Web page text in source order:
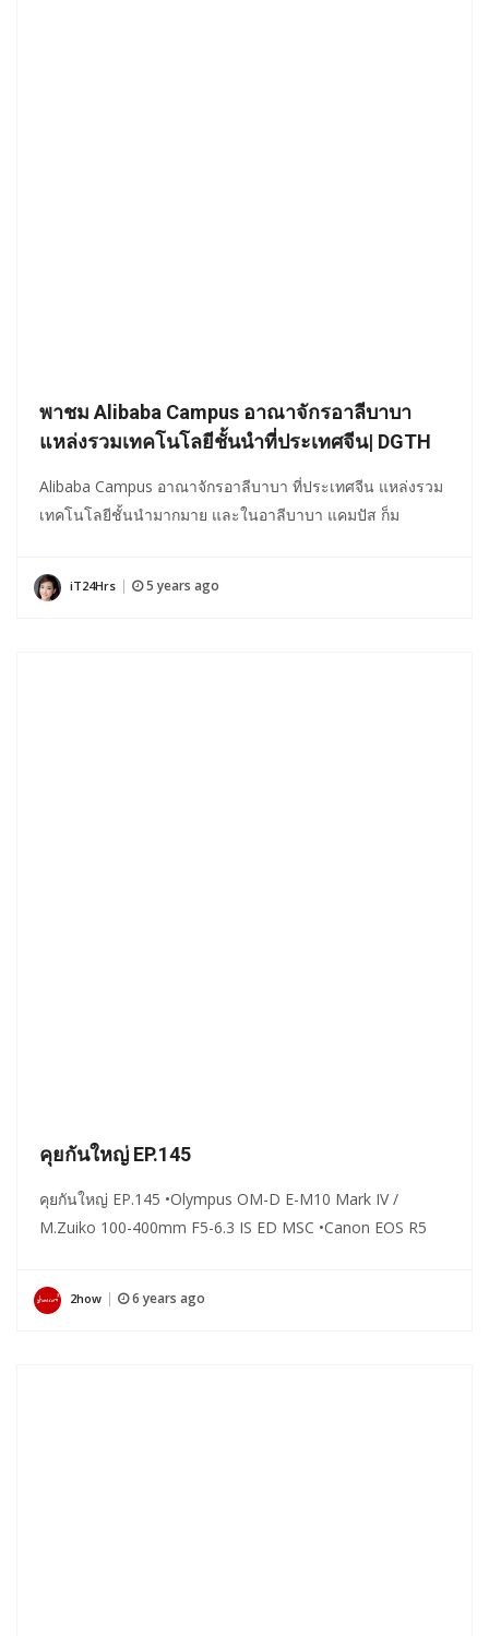
พาชม Alibaba Campus อาณาจักรอาลีบาบา
แหล่งรวมเทคโนโลยีชั้นนำที่ประเทศจีน| DGTH
Alibaba Campus อาณาจักรอาลีบาบา ที่ประเทศจีน แหล่งรวม
เทคโนโลยีชั้นนำมากมาย และในอาลีบาบา แคมปัส ก็ม
iT24Hrs 5 years ago
คุยกันใหญ่ EP.145
คุยกันใหญ่ EP.145 •Olympus OM-D E-M10 Mark IV /
M.Zuiko 100-400mm F5-6.3 IS ED MSC •Canon EOS R5
2how 6 years ago